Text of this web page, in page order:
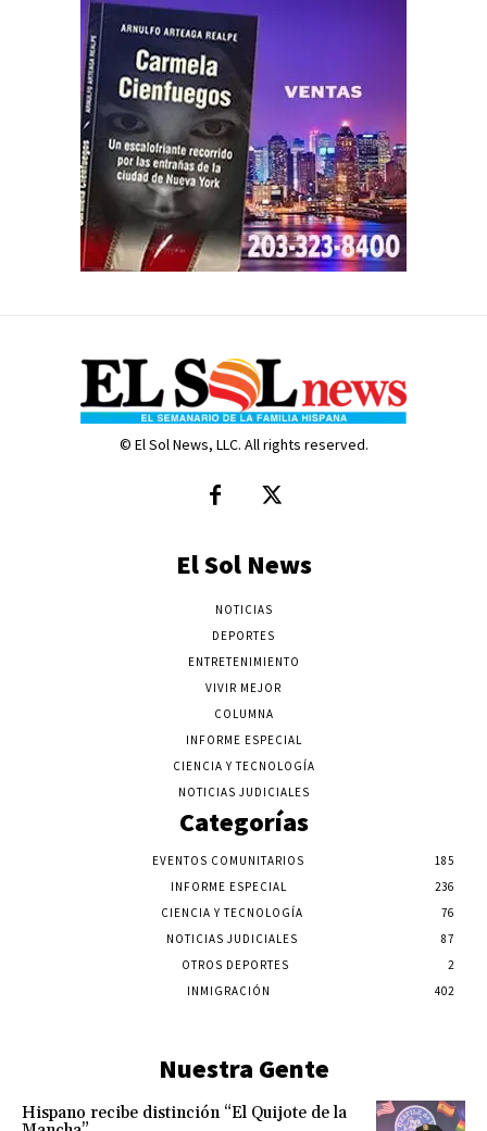
© El Sol News, LLC. All rights reserved.
El Sol News
NOTICIAS
DEPORTES
ENTRETENIMIENTO
VIVIR MEJOR
COLUMNA
INFORME ESPECIAL
CIENCIA Y TECNOLOGÍA
NOTICIAS JUDICIALES
Categorías
EVENTOS COMUNITARIOS
185
INFORME ESPECIAL
236
CIENCIA Y TECNOLOGÍA
76
NOTICIAS JUDICIALES
87
OTROS DEPORTES
2
INMIGRACIÓN
402
Nuestra Gente
Hispano recibe distinción “El Quijote de la